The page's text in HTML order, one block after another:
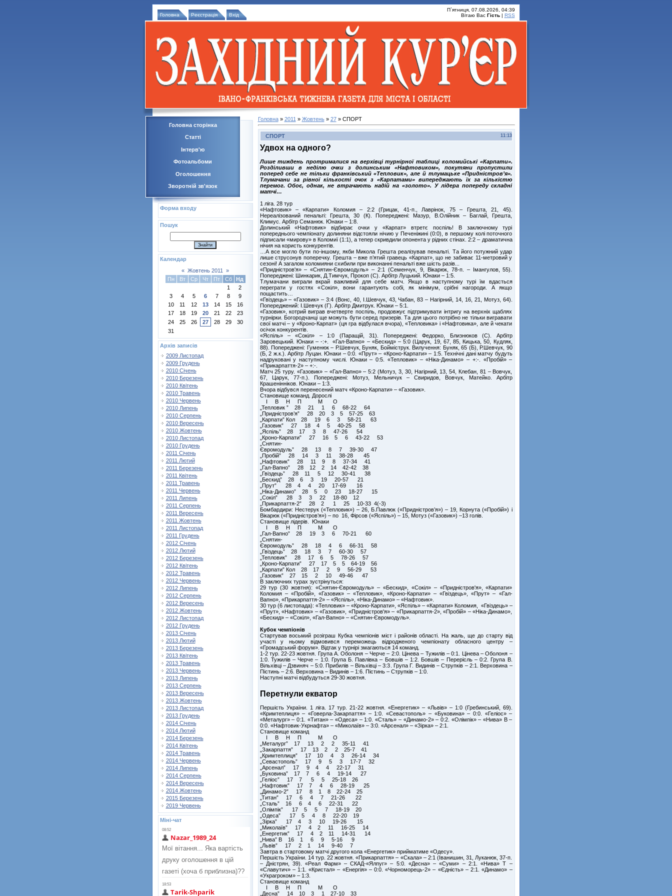
Головна Реєстрація Вхід
П`ятниця, 07.08.2026, 04:39
Вітаю Вас Гість| RSS
Головна сторінка
Статті
Інтерв'ю
Фотоальбоми
Оголошення
Зворотній зв'язок
Форма входу
Пошук
Календар
« Жовтень 2011
»
Пн
Вт Ср Чт Пт Сб
Нд
1
2
3
4 5 6 7 8
9
10
11 12 13 14 15
16
17
18 19 20 21 22
23
24
25 26 27 28 29
30
31
Архів записів
2009 Листопад
2009 Грудень
2010 Січень
2010 Березень
2010 Квітень
2010 Травень
2010 Червень
2010 Липень
2010 Серпень
2010 Вересень
2010 Жовтень
2010 Листопад
2010 Грудень
2011 Січень
2011 Лютий
2011 Березень
2011 Квітень
2011 Травень
2011 Червень
2011 Липень
2011 Серпень
2011 Вересень
2011 Жовтень
2011 Листопад
2011 Грудень
2012 Січень
2012 Лютий
2012 Березень
2012 Квітень
2012 Травень
2012 Червень
2012 Липень
2012 Серпень
2012 Вересень
2012 Жовтень
2012 Листопад
2012 Грудень
2013 Січень
2013 Лютий
2013 Березень
2013 Квітень
2013 Травень
2013 Червень
2013 Липень
2013 Серпень
2013 Вересень
2013 Жовтень
2013 Листопад
2013 Грудень
2014 Січень
2014 Лютий
2014 Березень
2014 Квітень
2014 Травень
2014 Червень
2014 Липень
2014 Серпень
2014 Вересень
2014 Жовтень
2015 Березень
2019 Червень
Міні-чат
Головна» 2011 » Жовтень » 27» СПОРТ
11:13
СПОРТ
Удвох на одного?
Лише тиждень протрималися на верхівці турнірної таблиці коломийські «Карпати».
Розділивши в неділю очки з долинським «Нафтовиком», покутяни пропустили
поперед себе не тільки франківський «Тепловик», але й тлумацьке «Придністров’я».
Тлумачани за рівної кількості очок з «Карпатами» випереджають їх за кількістю
перемог. Обоє, однак, не втрачають надій на «золото». У лідера попереду складні
матчі…
1 ліга. 28 тур
«Нафтовик» – «Карпати» Коломия – 2:2 (Грицак, 41-п., Лаврінок, 75 – Грешта, 21, 45).
Нереалізований пенальті: Грешта, 30 (К). Попереджені: Мазур, В.Олійник – Баглай, Грешта,
Климус. Арбітр Семанюк. Юнаки – 1:8.
Долинський «Нафтовик» відбирає очки у «Карпат» втретє поспіль! В заключному турі
попереднього чемпіонату долиняни відстояли нічию у Печеніжині (0:0), в першому колі поточного
підписали «мирову» в Коломиї (1:1), а тепер скривдили опонента у рідних стінах. 2:2 – драматична
нічия на користь конкурентів.
…А все могло бути по-іншому, якби Микола Грешта реалізував пенальті. Та його потужний удар
лише струсонув поперечку. Грешта – вже п’ятий гравець «Карпат», що не забиває 11-метровий у
сезоні! А загалом коломияни схибили при виконанні пенальті вже шість разів...
«Придністров'я» – «Снятин-Євромодуль» – 2:1 (Семенчук, 9, Вікарюк, 78-п. – Імангулов, 55).
Попереджені: Шинкарик, Д.Тимчук, Прокоп (С). Арбітр Луцький. Юнаки – 1:5.
Тлумачани виграли вкрай важливий для себе матч. Якщо в наступному турі їм вдасться
переграти у гостях «Сокіл», вони гарантують собі, як мінімум, срібні нагороди. А якщо
пощастить…
«Гвіздець» – «Газовик» – 3:4 (Вонс, 40, І.Шевчук, 43, Чабан, 83 – Нагірний, 14, 16, 21, Мотуз, 64).
Попереджений: І.Шевчук (Г). Арбітр Дмитрук. Юнаки – 5:1.
«Газовик», котрий виграв вчетверте поспіль, продовжує підтримувати інтригу на верхніх щаблях
турнірки. Богородчанці ще можуть бути серед призерів. Та для цього потрібно не тільки вигравати
свої матчі – у «Кроно-Карпат» (ця гра відбулася вчора), «Тепловика» і «Нафтовика», але й чекати
осічок конкурентів.
«Яспіль» – «Сокіл» – 1:0 (Паращій, 31). Попереджені: Федорко, Близнюков (С). Арбітр
Заровецький. Юнаки – -:+. «Гал-Вапно» – «Бескид» – 5:0 (Царук, 19, 67, 85, Кицька, 50, Кудляк,
88). Попереджені: Гуменюк – Р.Шевчук, Буняк, Бойміструк. Вилучення: Буняк, 65 (Б), Р.Шевчук, 90
(Б, 2 ж.к.). Арбітр Луцан. Юнаки – 0:0. «Прут» – «Кроно-Карпати» – 1:5. Технічні дані матчу будуть
надруковані у наступному числі. Юнаки – 0:5. «Тепловик» – «Ніка-Динамо» – +:-. «Пробій» –
«Прикарпаття-2» – +:-.
Матч 25 туру. «Газовик» – «Гал-Вапно» – 5:2 (Мотуз, 3, 30, Нагірний, 13, 54, Клебан, 81 – Вовчук,
67, Царук, 77-п.). Попереджені: Мотуз, Мельничук – Свиридов, Вовчук, Матейко. Арбітр
Крашенінніков. Юнаки – 1:3.
Вчора відбувся перенесений матч «Кроно-Карпати» – «Газовик».
Становище команд. Дорослі
І В Н П М О
„Тепловик ” 28 21 1 6 68-22 64
„Придністров’я” 28 20 3 5 57-25 63
„Карпати” Кол 28 19 6 3 58-21 63
„Газовик” 27 18 4 5 40-25 58
„Яспіль” 28 17 3 8 47-26 54
„Кроно-Карпати” 27 16 5 6 43-22 53
„Снятин-
Євромодуль” 28 13 8 7 39-30 47
„Пробій” 28 14 3 11 38-28 45
„Нафтовик” 28 11 9 8 37-34 41
„Гал-Вапно” 28 12 2 14 42-42 38
„Гвіздець” 28 11 5 12 30-41 38
„Бескид” 28 6 3 19 20-57 21
„Прут” 28 4 4 20 17-69 16
„Ніка-Динамо” 28 5 0 23 18-27 15
„Сокіл” 28 3 3 22 18-80 12
„Прикарпаття-2” 28 2 1 25 10-33 4(-3)
Бомбардири: Нестерук («Тепловик») – 26, Б.Павлюк («Придністров’я») – 19, Корнута («Пробій») і
Вікарюк («Придністров’я») – по 16, Фірсов («Яспіль») – 15, Мотуз («Газовик») –13 голів.
Становище лідерів. Юнаки
І В Н П М О
„Гал-Вапно” 28 19 3 6 70-21 60
„Снятин-
Євромодуль” 28 18 4 6 66-31 58
„Гвіздець” 28 18 3 7 60-30 57
„Тепловик” 28 17 6 5 78-26 57
„Кроно-Карпати” 27 17 5 5 64-19 56
„Карпати” Кол 28 17 2 9 56-29 53
„Газовик” 27 15 2 10 49-46 47
В заключних турах зустрінуться:
29 тур (30 жовтня): «Снятин-Євромодуль» – «Бескид», «Сокіл» – «Придністров'я», «Карпати»
Коломия – «Пробій», «Газовик» – «Тепловик», «Кроно-Карпати» – «Гвіздець», «Прут» – «Гал-
Вапно», «Прикарпаття-2» – «Яспіль», «Ніка-Динамо» – «Нафтовик».
30 тур (6 листопада): «Тепловик» – «Кроно-Карпати», «Яспіль» – «Карпати» Коломия, «Гвіздець» –
«Прут», «Нафтовик» – «Газовик», «Придністров'я» – «Прикарпаття-2», «Пробій» – «Ніка-Динамо»,
«Бескид» – «Сокіл», «Гал-Вапно» – «Снятин-Євромодуль».
Кубок чемпіонів
Cтартував восьмий розіграш Кубка чемпіонів міст і районів області. На жаль, ще до старту від
участі у ньому відмовився переможець відродженого чемпіонату обласного центру –
«Громадський форум». Відтак у турнірі змагаються 14 команд.
1-2 тур. 22-23 жовтня. Група А. Оболоня – Черче – 2:0. Цінева – Тужилів – 0:1. Цінева – Оболоня –
1:0. Тужилів – Черче – 1:0. Група Б. Павлівка – Бовшів – 1:2. Бовшів – Перерісль – 0:2. Група В.
Вільхівці – Дзвиняч – 5:0. Прибилів – Вільхівці – 3:3. Група Г. Видинів – Струпків – 2:1. Верховина –
Пістинь – 2:6. Верховина – Видинів – 1:6. Пістинь – Струпків – 1:0.
Наступні матчі відбудуться 29-30 жовтня.
Перетнули екватор
Першість України. 1 ліга. 17 тур. 21-22 жовтня. «Енергетик» – «Львів» – 1:0 (Гребинський, 69).
«Кримтеплиця» – «Говерла-Закарпаття» – 1:0. «Севастополь» – «Буковина» – 0:0. «Геліос» –
«Металург» – 0:1. «Титан» – «Одеса» – 1:0. «Сталь» – «Динамо-2» – 0:2. «Олімпік» – «Нива» В –
0:0. «Нафтовик-Укрнафта» – «Миколаїв» – 3:0. «Арсенал» – «Зірка» – 2:1.
Становище команд
І В Н П М О
„Металург” 17 13 2 2 35-11 41
„Закарпаття” 17 13 2 2 25-7 41
„Кримтеплиця” 17 10 4 3 26-14 34
„Севастополь” 17 9 5 3 17-7 32
„Арсенал” 17 9 4 4 22-17 31
„Буковина” 17 7 6 4 19-14 27
„Геліос” 17 7 5 5 25-18 26
„Нафтовик” 17 7 4 6 28-19 25
„Динамо-2” 17 8 1 8 22-24 25
„Титан” 17 6 4 7 21-26 22
„Сталь” 16 6 4 6 22-31 22
„Олімпік” 17 5 5 7 18-19 20
„Одеса” 17 5 4 8 22-20 19
„Зірка” 17 4 3 10 19-26 15
„Миколаїв” 17 4 2 11 16-25 14
„Енергетик” 17 4 2 11 14-31 14
„Нива” В 16 1 6 9 5-16 9
„Львів” 17 2 1 14 9-40 7
Завтра в стартовому матчі другого кола «Енергетик» прийматиме «Одесу».
Першість України. 14 тур. 22 жовтня. «Прикарпаття» – «Скала» – 2:1 (Іванишин, 31, Луканюк, 37-п.
– Дністрян, 39). «Реал Фарм» – СКАД-«Ялпуг» – 5:0. «Десна» – «Суми» – 2:1. «Нива» Т –
«Славутич» – 1:1. «Кристал» – «Енергія» – 0:0. «Чорноморець-2» – «Єдність» – 2:1. «Динамо» –
«Украгроком» – 1:3.
Становище команд
І В Н П М О
„Десна” 14 10 3 1 27-10 33